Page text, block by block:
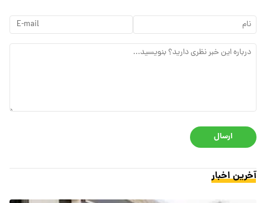
ارسال
آخرین اخبار